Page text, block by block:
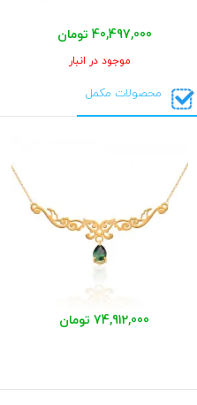
40,497,000 تومان
موجود در انبار
محصولات مکمل
74,912,000 تومان